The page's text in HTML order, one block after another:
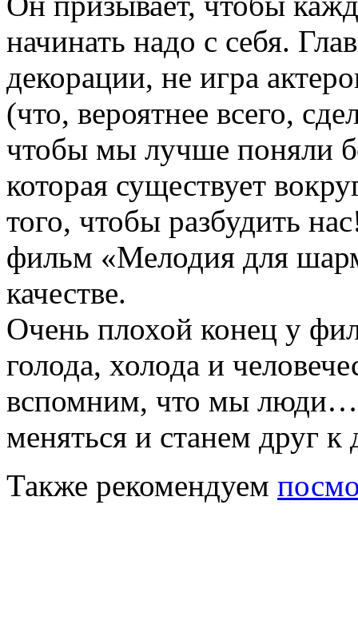
начинать надо с себя.
декорации, не игра
(что, вероятнее всего,
чтобы мы лучше поняли
которая существует
того, чтобы разбудить
фильм «Мелодия для
качестве.
Очень плохой конец у
голода, холода и
вспомним, что мы люди…
меняться и станем друг
Также рекомендуем